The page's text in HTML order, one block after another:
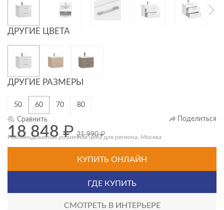
ДРУГИЕ ЦВЕТА
ДРУГИЕ РАЗМЕРЫ
50 60 70 80
Сравнить Поделиться
18 848₽ 21 990₽
Рекомендованная розничная цена для региона: Москва
КУПИТЬ ОНЛАЙН
ГДЕ КУПИТЬ
СМОТРЕТЬ В ИНТЕРЬЕРЕ